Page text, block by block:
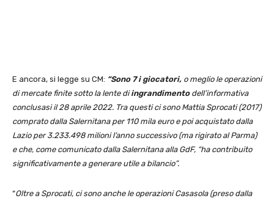
E ancora, si legge su CM: “Sono 7 i giocatori, o meglio le operazioni
di mercate finite sotto la lente diingrandimentodell’informativa
conclusasi il 28 aprile 2022. Tra questi ci sono Mattia Sprocati (2017)
comprato dalla Salernitana per 110 mila euro e poi acquistato dalla
Lazio per 3.233.498 milioni l’anno successivo (ma rigirato al Parma)
e che, come comunicato dalla Salernitana alla GdF, “ha contribuito
significativamente a generare utile a bilancio”.
“Oltre a Sprocati, ci sono anche le operazioni Casasola (preso dalla